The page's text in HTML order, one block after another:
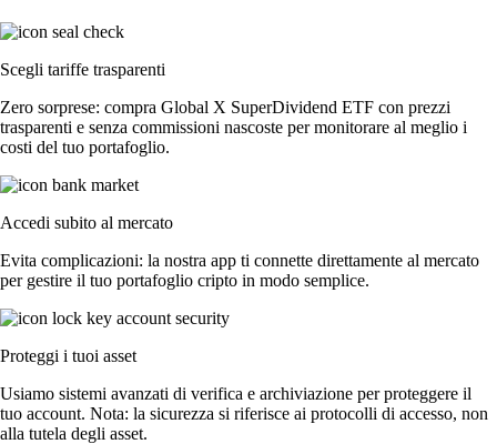
Scegli tariffe trasparenti
Zero sorprese: compra Global X SuperDividend ETF con prezzi
trasparenti e senza commissioni nascoste per monitorare al meglio i
costi del tuo portafoglio.
Accedi subito al mercato
Evita complicazioni: la nostra app ti connette direttamente al mercato
per gestire il tuo portafoglio cripto in modo semplice.
Proteggi i tuoi asset
Usiamo sistemi avanzati di verifica e archiviazione per proteggere il
tuo account. Nota: la sicurezza si riferisce ai protocolli di accesso, non
alla tutela degli asset.